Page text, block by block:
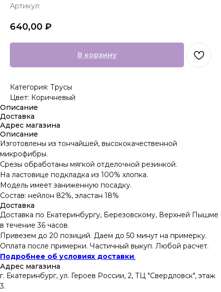
Артикул:
640,00 ₽
В корзину
Категория: Трусы
Цвет: Коричневый
Описание
Доставка
Адрес магазина
Описание
Изготовлены из тончайшей, высококачественной
микрофибры.
Срезы обработаны мягкой отделочной резинкой.
На ластовице подкладка из 100% хлопка.
Модель имеет заниженную посадку.
Состав: нейлон 82%, эластан 18%
Доставка
Доставка по Екатеринбургу, Березовскому, Верхней Пышме
в течение 36 часов.
Привезем до 20 позиций. Даем до 50 минут на примерку.
Оплата после примерки. Частичный выкуп. Любой расчет.
Подробнее об условиях доставки.
Адрес магазина
г. Екатеринбург, ул. Героев России, 2, ТЦ "Свердловск", этаж
3.